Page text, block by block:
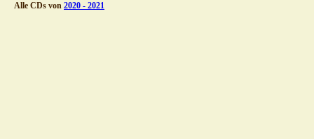
Alle CDs von 2020 - 2021